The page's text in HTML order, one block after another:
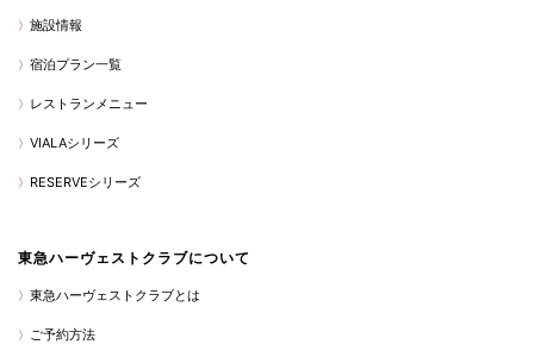
施設情報
宿泊プラン一覧
レストランメニュー
VIALAシリーズ
RESERVEシリーズ
東急ハーヴェストクラブについて
東急ハーヴェストクラブとは
ご予約方法